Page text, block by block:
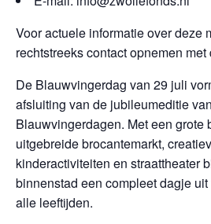
Voor actuele informatie over deze
rechtstreeks contact opnemen
De Blauwvingerdag van 29 juli
afsluiting van de jubileumeditie
Blauwvingerdagen. Met een grote
uitgebreide brocantemarkt,
kinderactiviteiten en straattheater
binnenstad een compleet dagje
alle leeftijden.